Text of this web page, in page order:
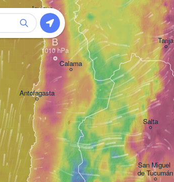
Iquique
Calama
Antofagasta
Tarija
San Miguel
de Tucumán
Salta
B